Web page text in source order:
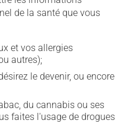
de la santé que vous
et vos allergies
autres);
le devenir, ou encore
du cannabis ou ses
faites l'usage de drogues